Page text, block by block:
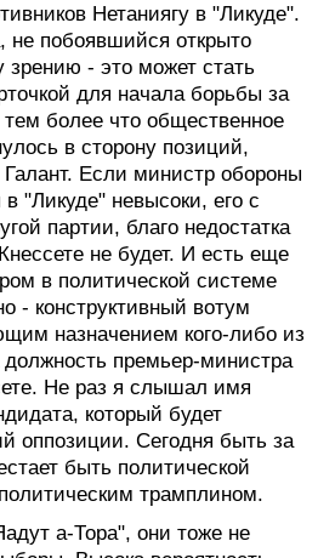
Нетаниягу в "Ликуде".
не побоявшийся открыто
зрению - это может стать
для начала борьбы за
более что общественное
в сторону позиций,
Галант. Если министр обороны
"Ликуде" невысоки, его с
партии, благо недостатка
не будет. И есть еще
в политической системе
- конструктивный вотум
назначением кого-либо из
должность премьер-министра
Не раз я слышал имя
который будет
оппозиции. Сегодня быть за
быть политической
трамплином.
а-Тора", они тоже не